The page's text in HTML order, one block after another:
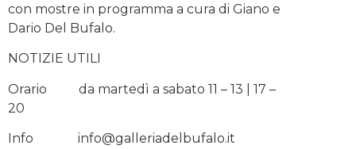
con mostre in programma a cura di Giano e
Dario Del Bufalo.
NOTIZIE UTILI
Orario da martedì a sabato 11 – 13 | 17 –
20
Info info@galleriadelbufalo.it